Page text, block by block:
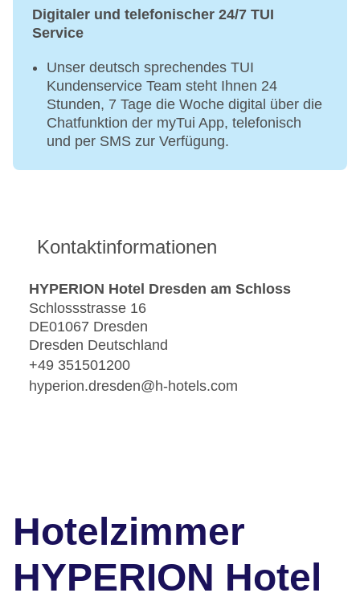
Digitaler und telefonischer 24/7 TUI
Service
Unser deutsch sprechendes TUI
Kundenservice Team steht Ihnen 24
Stunden, 7 Tage die Woche digital über die
Chatfunktion der myTui App, telefonisch
und per SMS zur Verfügung.
Kontaktinformationen
HYPERION Hotel Dresden am Schloss
Schlossstrasse 16
DE01067 Dresden
Dresden Deutschland
+49 351501200
hyperion.dresden@h-hotels.com
Hotelzimmer
HYPERION Hotel